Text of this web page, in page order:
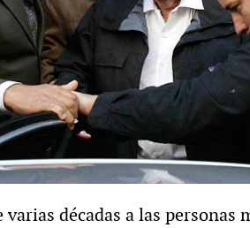
varias décadas a las